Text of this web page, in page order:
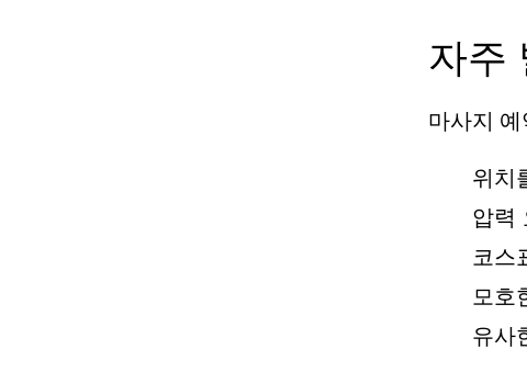
자주
마사지
위치
압력
코스
모호
유사